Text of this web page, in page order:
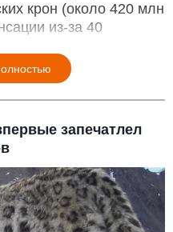
крон (около 420 млн
из-за 40
запечатлел